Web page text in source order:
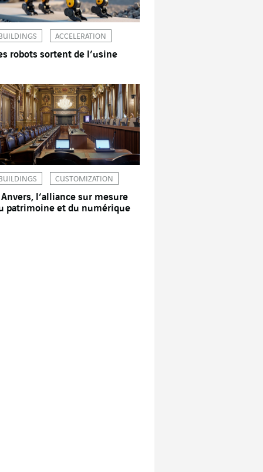
ACCELERATION
robots sortent de l’usine
CUSTOMIZATION
Anvers, l’alliance sur mesure
patrimoine et du numérique